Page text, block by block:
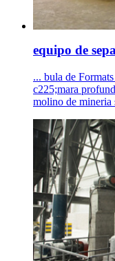
equipo de
... bula de
c225;mara
molino de mineria